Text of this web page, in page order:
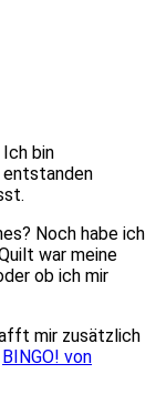
bin
Noch habe ich
war meine
ob ich mir
mir zusätzlich
BINGO! von